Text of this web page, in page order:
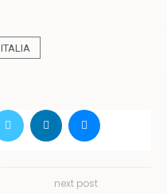
ITALIA
next post